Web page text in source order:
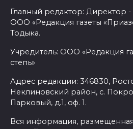
Главный редактор: Директор
ООО «Редакция газеты
Тодыка.
Учредитель: ООО «Редакция
степь»
Адрес редакции: 346830,
Неклиновский район, с.
Парковый, д.1, оф. 1.
Вся информация,